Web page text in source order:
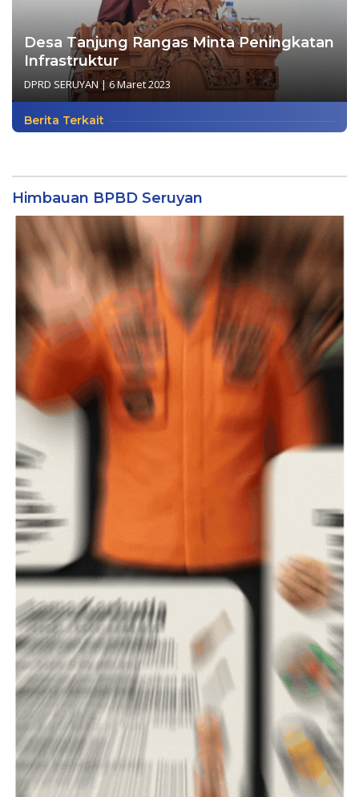
Desa Tanjung Rangas Minta Peningkatan
Infrastruktur
DPRD SERUYAN|6 Maret 2023
Berita Terkait
Himbauan BPBD Seruyan